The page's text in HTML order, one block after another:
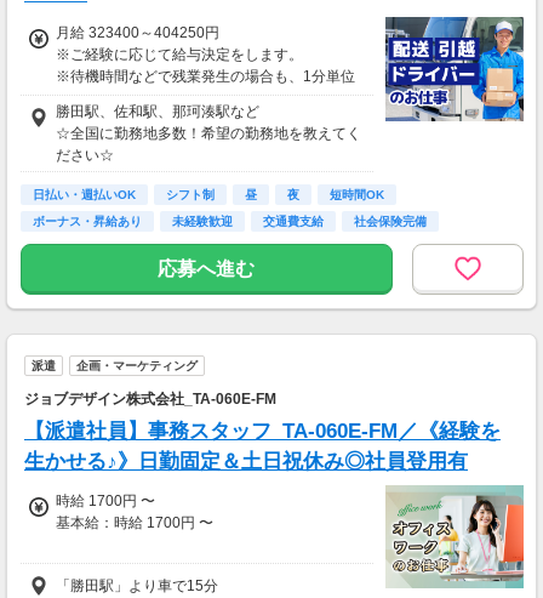
月給 323400～404250円
※ご経験に応じて給与決定をします。
※待機時間などで残業発生の場合も、1分単位
で残業代をお支払いします！
※研修・研修時給については面談時にお伝えし
ます
＊交通費一部支給（案件による）
勝田駅、佐和駅、那珂湊駅など
☆全国に勤務地多数！希望の勤務地を教えてく
ださい☆
日払い・週払いOK シフト制 昼 夜
短時間OK
ボーナス・昇給あり
未経験歓迎 交通費支給 社会保険完備
応募へ進む
派遣 企画・マーケティング
ジョブデザイン株式会社_TA-060E-FM
【派遣社員】事務スタッフ_TA-060E-FM／《経験を
生かせる♪》日勤固定＆土日祝休み◎社員登用有
時給 1700円 〜
基本給：時給 1700円 〜
時給：1,700円～2,125円
「勝田駅」より車で15分